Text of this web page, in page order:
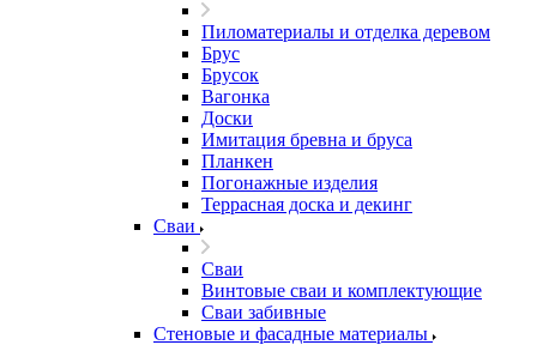
Пиломатериалы и отделка деревом
Брус
Брусок
Вагонка
Доски
Имитация бревна и бруса
Планкен
Погонажные изделия
Террасная доска и декинг
Сваи
Сваи
Винтовые сваи и комплектующие
Сваи забивные
Стеновые и фасадные материалы